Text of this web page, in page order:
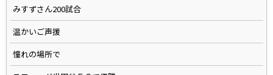
みすずさん200試合
温かいご声援
憧れの場所で